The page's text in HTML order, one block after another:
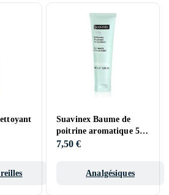
Suavinex Baume de
poitrine aromatique 50
ml
7,50 €
Analgésiques